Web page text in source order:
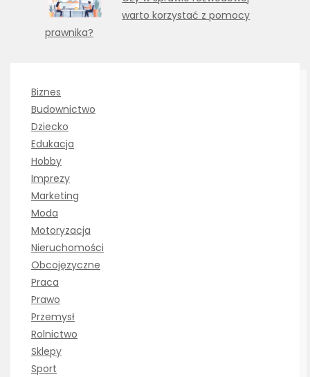
warto korzystać z pomocy
prawnika?
Biznes
Budownictwo
Dziecko
Edukacja
Hobby
Imprezy
Marketing
Moda
Motoryzacja
Nieruchomości
Obcojęzyczne
Praca
Prawo
Przemysł
Rolnictwo
Sklepy
Sport